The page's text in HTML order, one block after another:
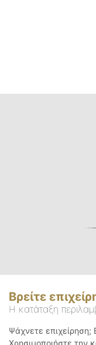
Βρείτε
Η κατάταξη
Ψάχνετε επιχείρηση;
Χρησιμοποιήστε την